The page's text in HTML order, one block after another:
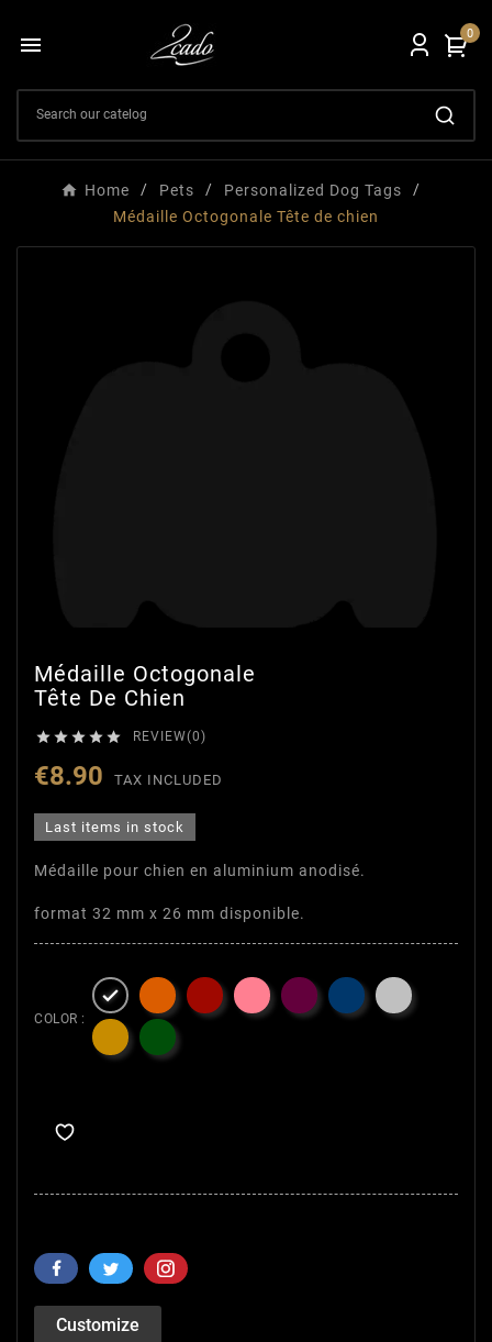
 0
Home Pets
Personalized Dog Tags
Médaille Octogonale Tête de chien
Médaille Octogonale
Tête De Chien
     REVIEW(0)
€8.90 TAX INCLUDED
Last items in stock
Médaille pour chien en aluminium anodisé.
format 32 mm x 26 mm disponible.
COLOR :

Customize